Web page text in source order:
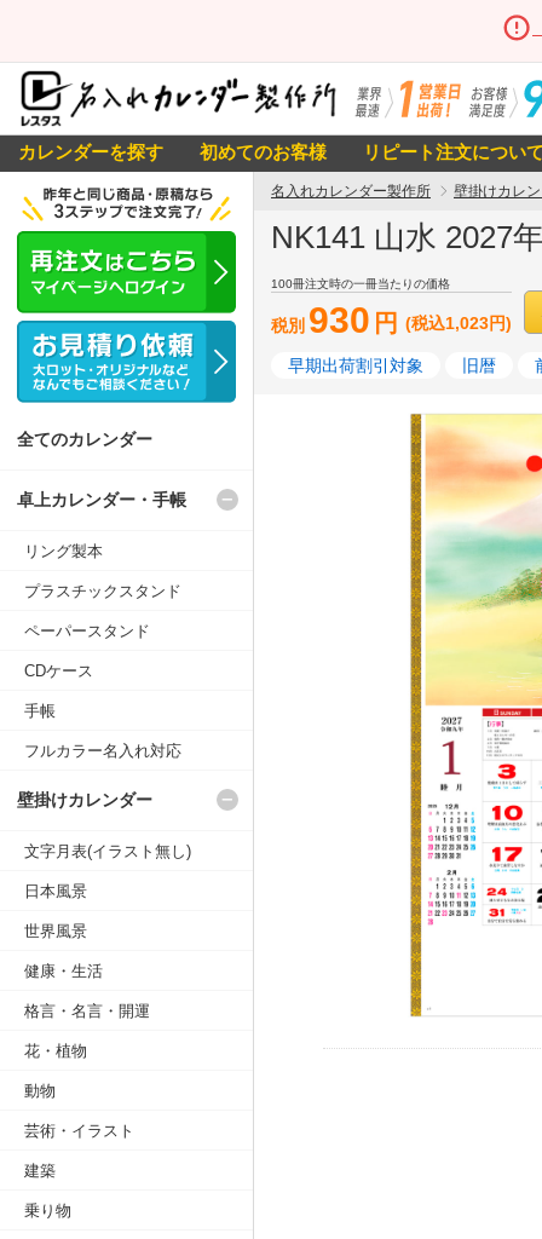
カレンダーを探す 初めてのお客様 リピート注文につい
名入れカレンダー製作所 壁掛けカレ
NK141 山水 2027
100冊注文時の一冊当たりの価格
税別 930 円 (税込1,023円)
早期出荷割引対象 旧暦
全てのカレンダー
卓上カレンダー・手帳
リング製本
プラスチックスタンド
ペーパースタンド
CDケース
手帳
フルカラー名入れ対応
壁掛けカレンダー
文字月表(イラスト無し)
日本風景
世界風景
健康・生活
格言・名言・開運
花・植物
動物
芸術・イラスト
建築
乗り物